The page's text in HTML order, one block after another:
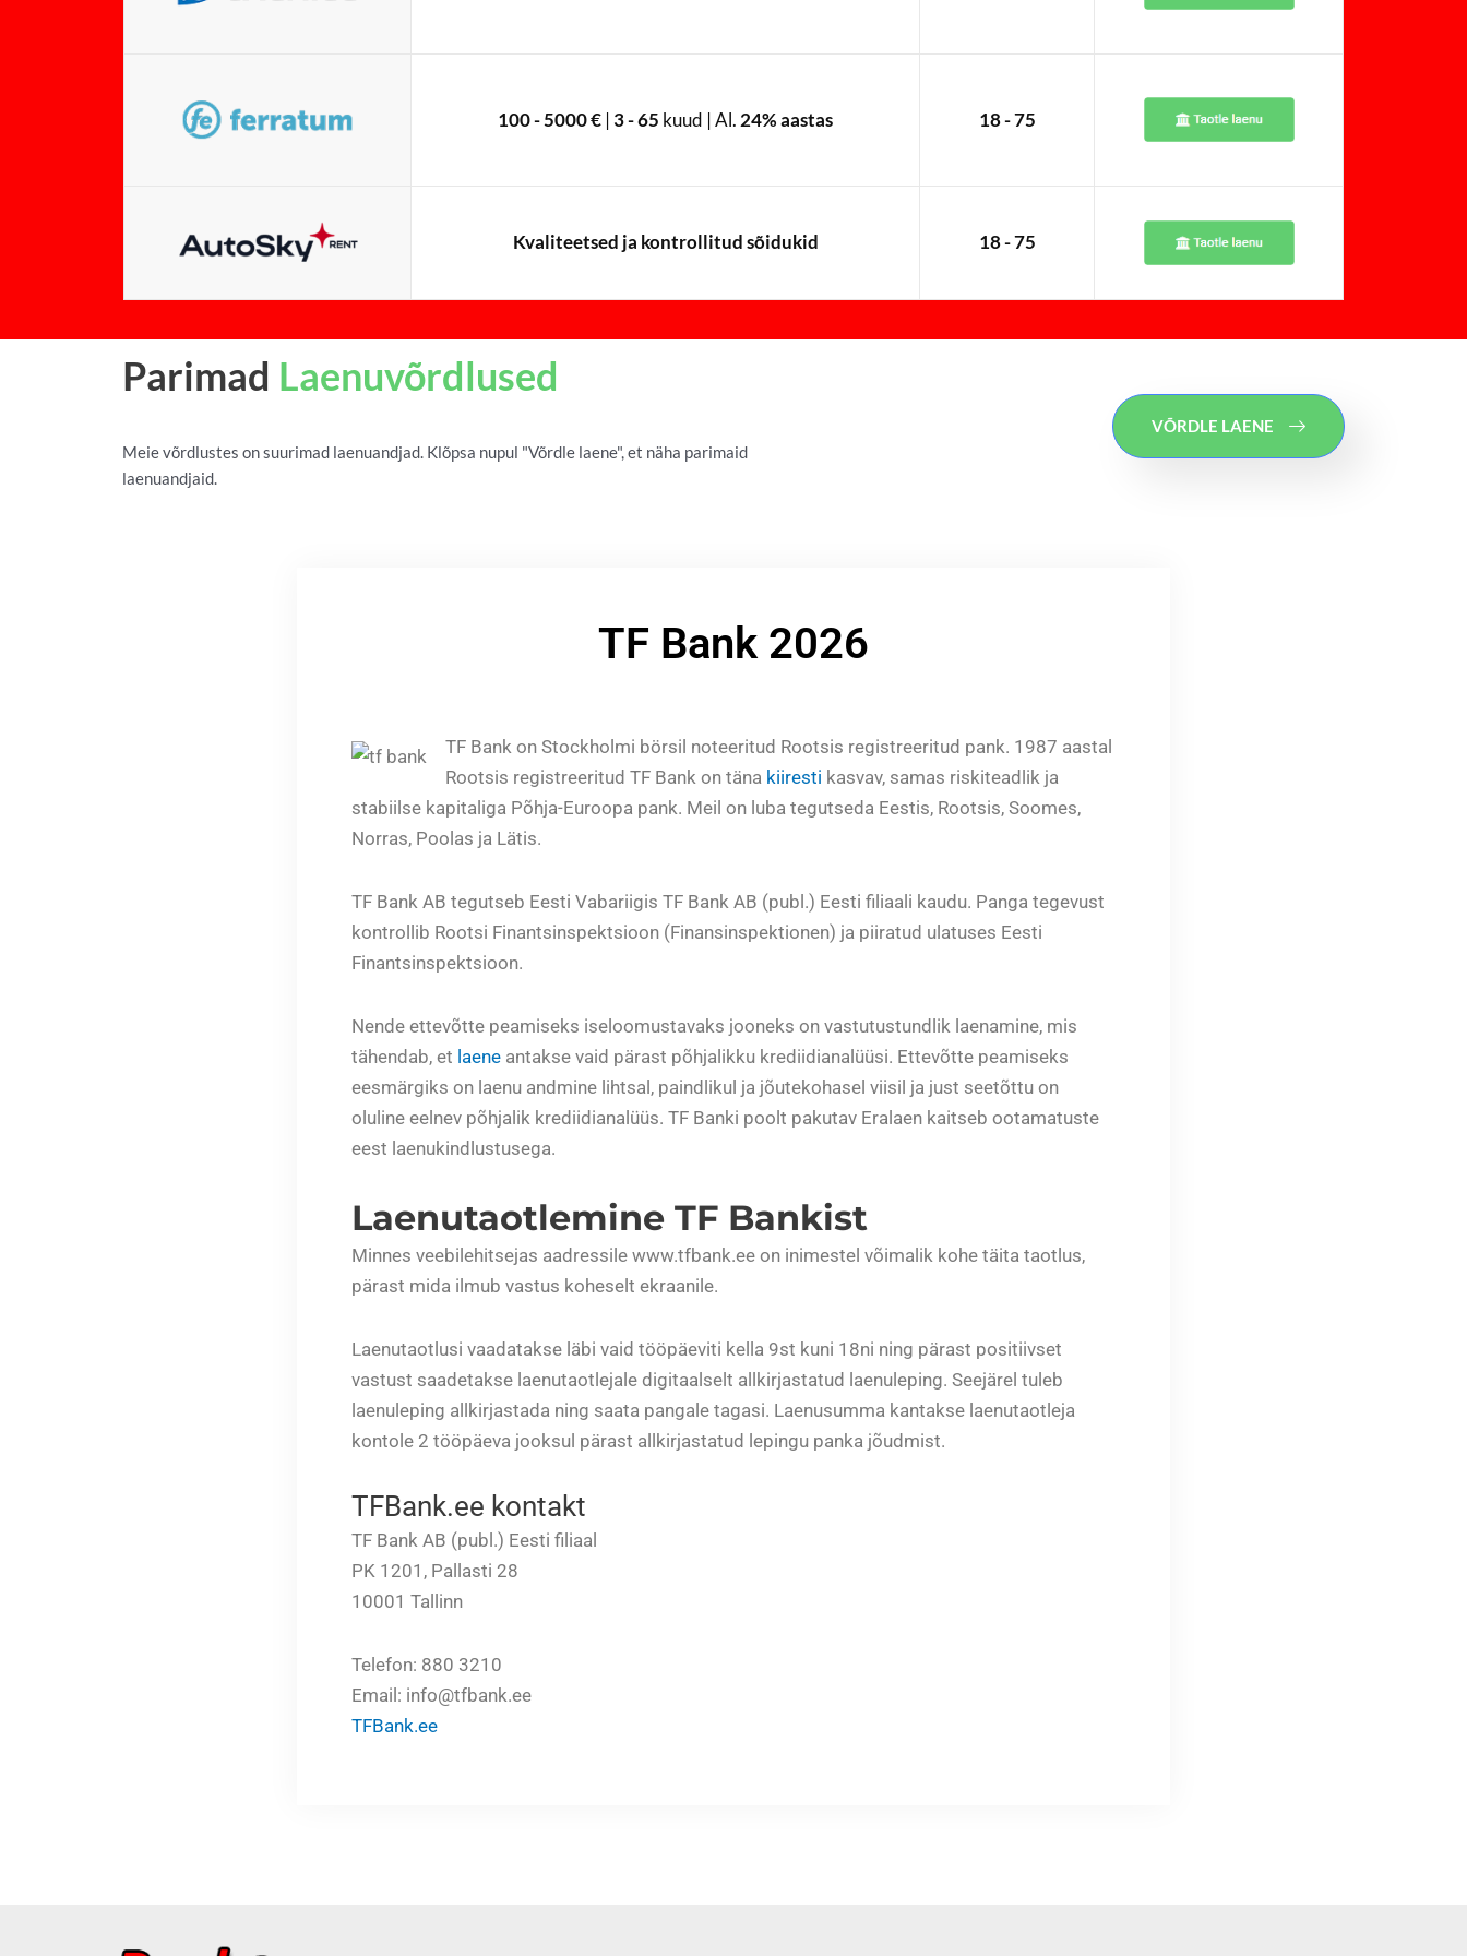
100 - 5000 € | 3 - 65 kuud | Al. 24% aastas 18 - 75
Kvaliteetsed ja kontrollitud sõidukid 18 - 75
Parimad Laenuvõrdlused
Meie võrdlustes on suurimad laenuandjad. Klõpsa nupul "Võrdle laene", et näha parimaid
laenuandjaid.
VÕRDLE LAENE
TF Bank 2026
TF Bank on Stockholmi börsil noteeritud Rootsis registreeritud pank. 1987 aastal
Rootsis registreeritud TF Bank on täna kiiresti kasvav, samas riskiteadlik ja
stabiilse kapitaliga Põhja-Euroopa pank. Meil on luba tegutseda Eestis, Rootsis, Soomes,
Norras, Poolas ja Lätis.
TF Bank AB tegutseb Eesti Vabariigis TF Bank AB (publ.) Eesti filiaali kaudu. Panga tegevust
kontrollib Rootsi Finantsinspektsioon (Finansinspektionen) ja piiratud ulatuses Eesti
Finantsinspektsioon.
Nende ettevõtte peamiseks iseloomustavaks jooneks on vastutustundlik laenamine, mis
tähendab, et laene antakse vaid pärast põhjalikku krediidianalüüsi. Ettevõtte peamiseks
eesmärgiks on laenu andmine lihtsal, paindlikul ja jõutekohasel viisil ja just seetõttu on
oluline eelnev põhjalik krediidianalüüs. TF Banki poolt pakutav Eralaen kaitseb ootamatuste
eest laenukindlustusega.
Laenutaotlemine TF Bankist
Minnes veebilehitsejas aadressile www.tfbank.ee on inimestel võimalik kohe täita taotlus,
pärast mida ilmub vastus koheselt ekraanile.
Laenutaotlusi vaadatakse läbi vaid tööpäeviti kella 9st kuni 18ni ning pärast positiivset
vastust saadetakse laenutaotlejale digitaalselt allkirjastatud laenuleping. Seejärel tuleb
laenuleping allkirjastada ning saata pangale tagasi. Laenusumma kantakse laenutaotleja
kontole 2 tööpäeva jooksul pärast allkirjastatud lepingu panka jõudmist.
TFBank.ee kontakt
TF Bank AB (publ.) Eesti filiaal
PK 1201, Pallasti 28
10001 Tallinn
Telefon: 880 3210
Email: info@tfbank.ee
TFBank.ee